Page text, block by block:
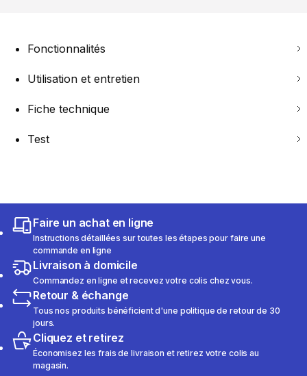
Fonctionnalités
Utilisation et entretien
Fiche technique
Test
Faire un achat en ligne
Instructions détaillées sur toutes les étapes pour faire une
commande en ligne
Livraison à domicile
Commandez en ligne et recevez votre colis chez vous.
Retour & échange
Tous nos produits bénéficient d'une politique de retour de 30
jours.
Cliquez et retirez
Économisez les frais de livraison et retirez votre colis au
magasin.